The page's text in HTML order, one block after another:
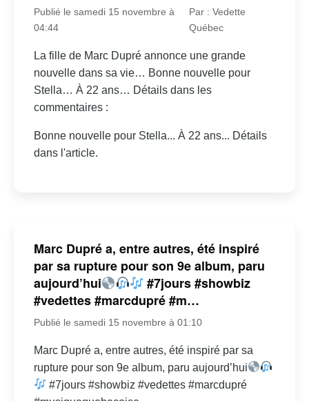
Publié le samedi 15 novembre à
04:44
Par : Vedette
Québec
La fille de Marc Dupré annonce une grande
nouvelle dans sa vie… Bonne nouvelle pour
Stella… À 22 ans… Détails dans les
commentaires :
Bonne nouvelle pour Stella... À 22 ans... Détails
dans l'article.
Marc Dupré a, entre autres, été inspiré
par sa rupture pour son 9e album, paru
aujourd’hui
#7jours #showbiz
#vedettes #marcdupré #m…
Publié le samedi 15 novembre à 01:10
Marc Dupré a, entre autres, été inspiré par sa
rupture pour son 9e album, paru aujourd’hui
#7jours #showbiz #vedettes #marcdupré